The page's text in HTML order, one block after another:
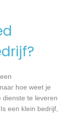
hoe weet je
dienste te leveren
een klein bedrijf,